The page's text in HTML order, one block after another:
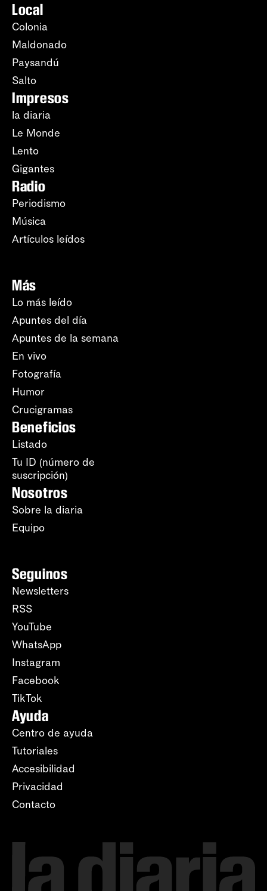
Local
Colonia
Maldonado
Paysandú
Salto
Impresos
la diaria
Le Monde
Lento
Gigantes
Radio
Periodismo
Música
Artículos leídos
Más
Lo más leído
Apuntes del día
Apuntes de la semana
En vivo
Fotografía
Humor
Crucigramas
Beneficios
Listado
Tu ID (número de
suscripción)
Nosotros
Sobre la diaria
Equipo
Seguinos
Newsletters
RSS
YouTube
WhatsApp
Instagram
Facebook
TikTok
Ayuda
Centro de ayuda
Tutoriales
Accesibilidad
Privacidad
Contacto